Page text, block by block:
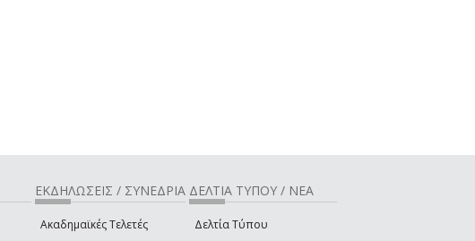
ΕΚΔΗΛΩΣΕΙΣ / ΣΥΝΕΔΡΙΑ
Ακαδημαϊκές Τελετές
ΔΕΛΤΙΑ ΤΥΠΟΥ / ΝΕΑ
Δελτία Τύπου